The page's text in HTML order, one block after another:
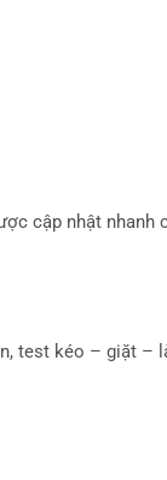
cập nhật nhanh
test kéo – giặt –